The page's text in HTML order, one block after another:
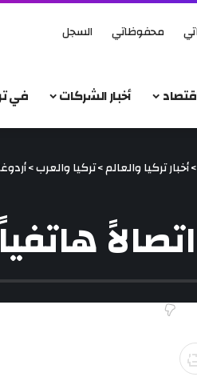
محفوظاتي السجل
أخبار الشركات في
>أخبار تركيا والعالم>تركيا والعرب>